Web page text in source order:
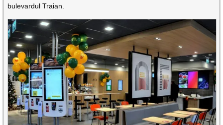
bulevardul Traian.